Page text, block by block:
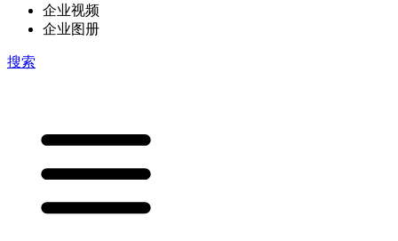
企业视频
企业图册
搜索